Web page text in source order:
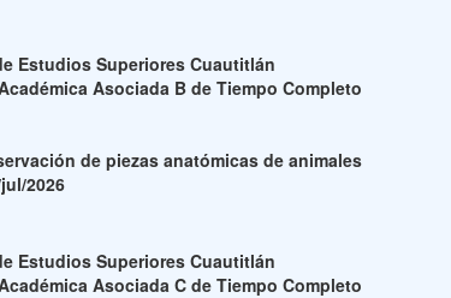
Estudios Superiores Cuautitlán
Asociada B de Tiempo Completo
de piezas anatómicas de animales
2026
Estudios Superiores Cuautitlán
Asociada C de Tiempo Completo